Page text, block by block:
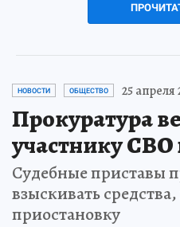
НОВОСТИ ОБЩЕСТВО 25 апреля
Прокуратура
участнику
Судебные приставы
взыскивать
приостановку